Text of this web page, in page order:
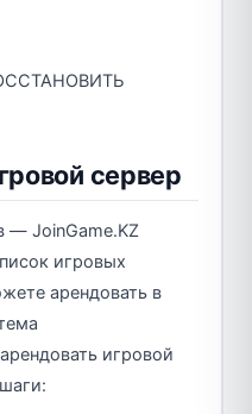
сервер
— JoinGame.KZ
игровых
арендовать в
игровой